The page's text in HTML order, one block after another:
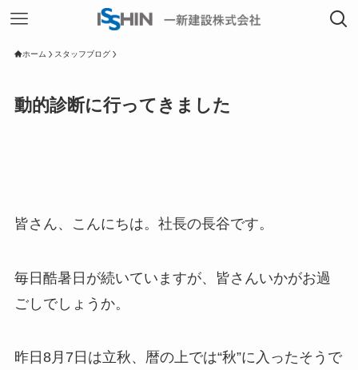
ホーム スタッフブログ
動的診断に行ってきました
皆さん、こんにちは。社長の長谷です。
毎日酷暑日が続いていますが、皆さんいかがお過
ごしでしょうか。
昨日8月7日は立秋、暦の上では“秋”に入ったそうで